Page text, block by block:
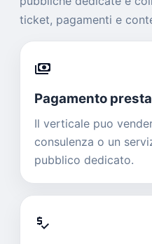
ticket, pagamenti e
payments
Pagamento
Il verticale puo
consulenza o un
pubblico dedicato.
price_check